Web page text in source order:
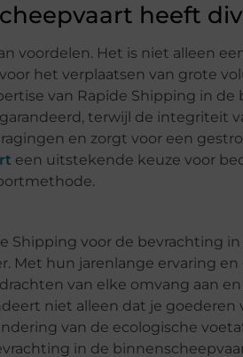
heeft
voordelen. Het is niet alleen
het verplaatsen van grote
van Rapide Shipping in de
terwijl de integriteit
en zorgt voor een
een uitstekende keuze voor
Shipping voor de bevrachting
Met hun jarenlange ervaring
van elke omvang aan
niet alleen dat je
van de ecologische
in de